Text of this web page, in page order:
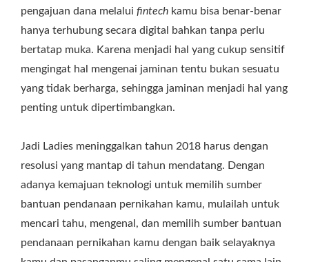
pengajuan dana melalui fintech kamu bisa benar-benar
hanya terhubung secara digital bahkan tanpa perlu
bertatap muka. Karena menjadi hal yang cukup sensitif
mengingat hal mengenai jaminan tentu bukan sesuatu
yang tidak berharga, sehingga jaminan menjadi hal yang
penting untuk dipertimbangkan.
Jadi Ladies meninggalkan tahun 2018 harus dengan
resolusi yang mantap di tahun mendatang. Dengan
adanya kemajuan teknologi untuk memilih sumber
bantuan pendanaan pernikahan kamu, mulailah untuk
mencari tahu, mengenal, dan memilih sumber bantuan
pendanaan pernikahan kamu dengan baik selayaknya